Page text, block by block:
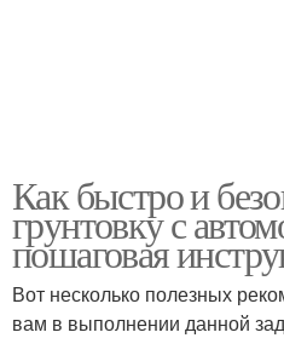
Как быстро и
грунтовку с
пошаговая
Вот несколько полезных
вам в выполнении данной